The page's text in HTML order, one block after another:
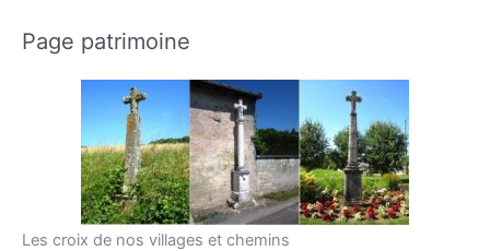
Page patrimoine
Les croix de nos villages et chemins